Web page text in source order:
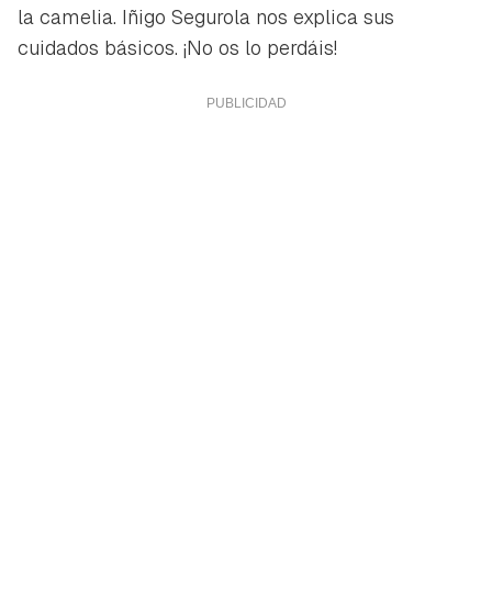
la camelia. Iñigo Segurola nos explica sus
cuidados básicos. ¡No os lo perdáis!